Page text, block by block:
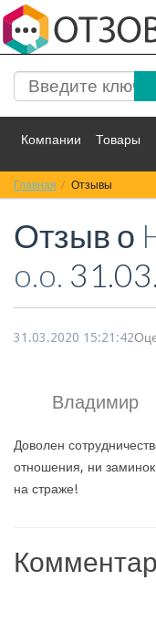
Компании Товары
Спорт Фильмы
Красота Здоровье
Главная Отзывы
Отзыв о
o.o.
31.03.2020 15:21:42
Владимир
Доволен
отношения, ни
на страже!